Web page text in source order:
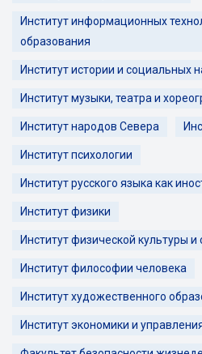
Институт информационных
образования
Институт истории и социальных
Институт музыки, театра и
Институт народов Севера
Институт психологии
Институт русского языка как
Институт физики
Институт физической культуры и
Институт философии человека
Институт художественного
Институт экономики и